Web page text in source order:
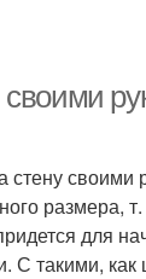
своими
для
такими,